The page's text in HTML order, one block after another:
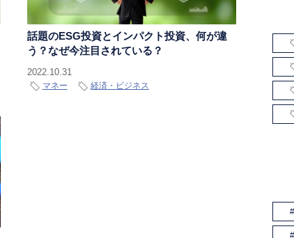
話題のESG投資とインパクト投資、何が違
う？なぜ今注目されている？
2022.10.31
マネー 経済・ビジネス